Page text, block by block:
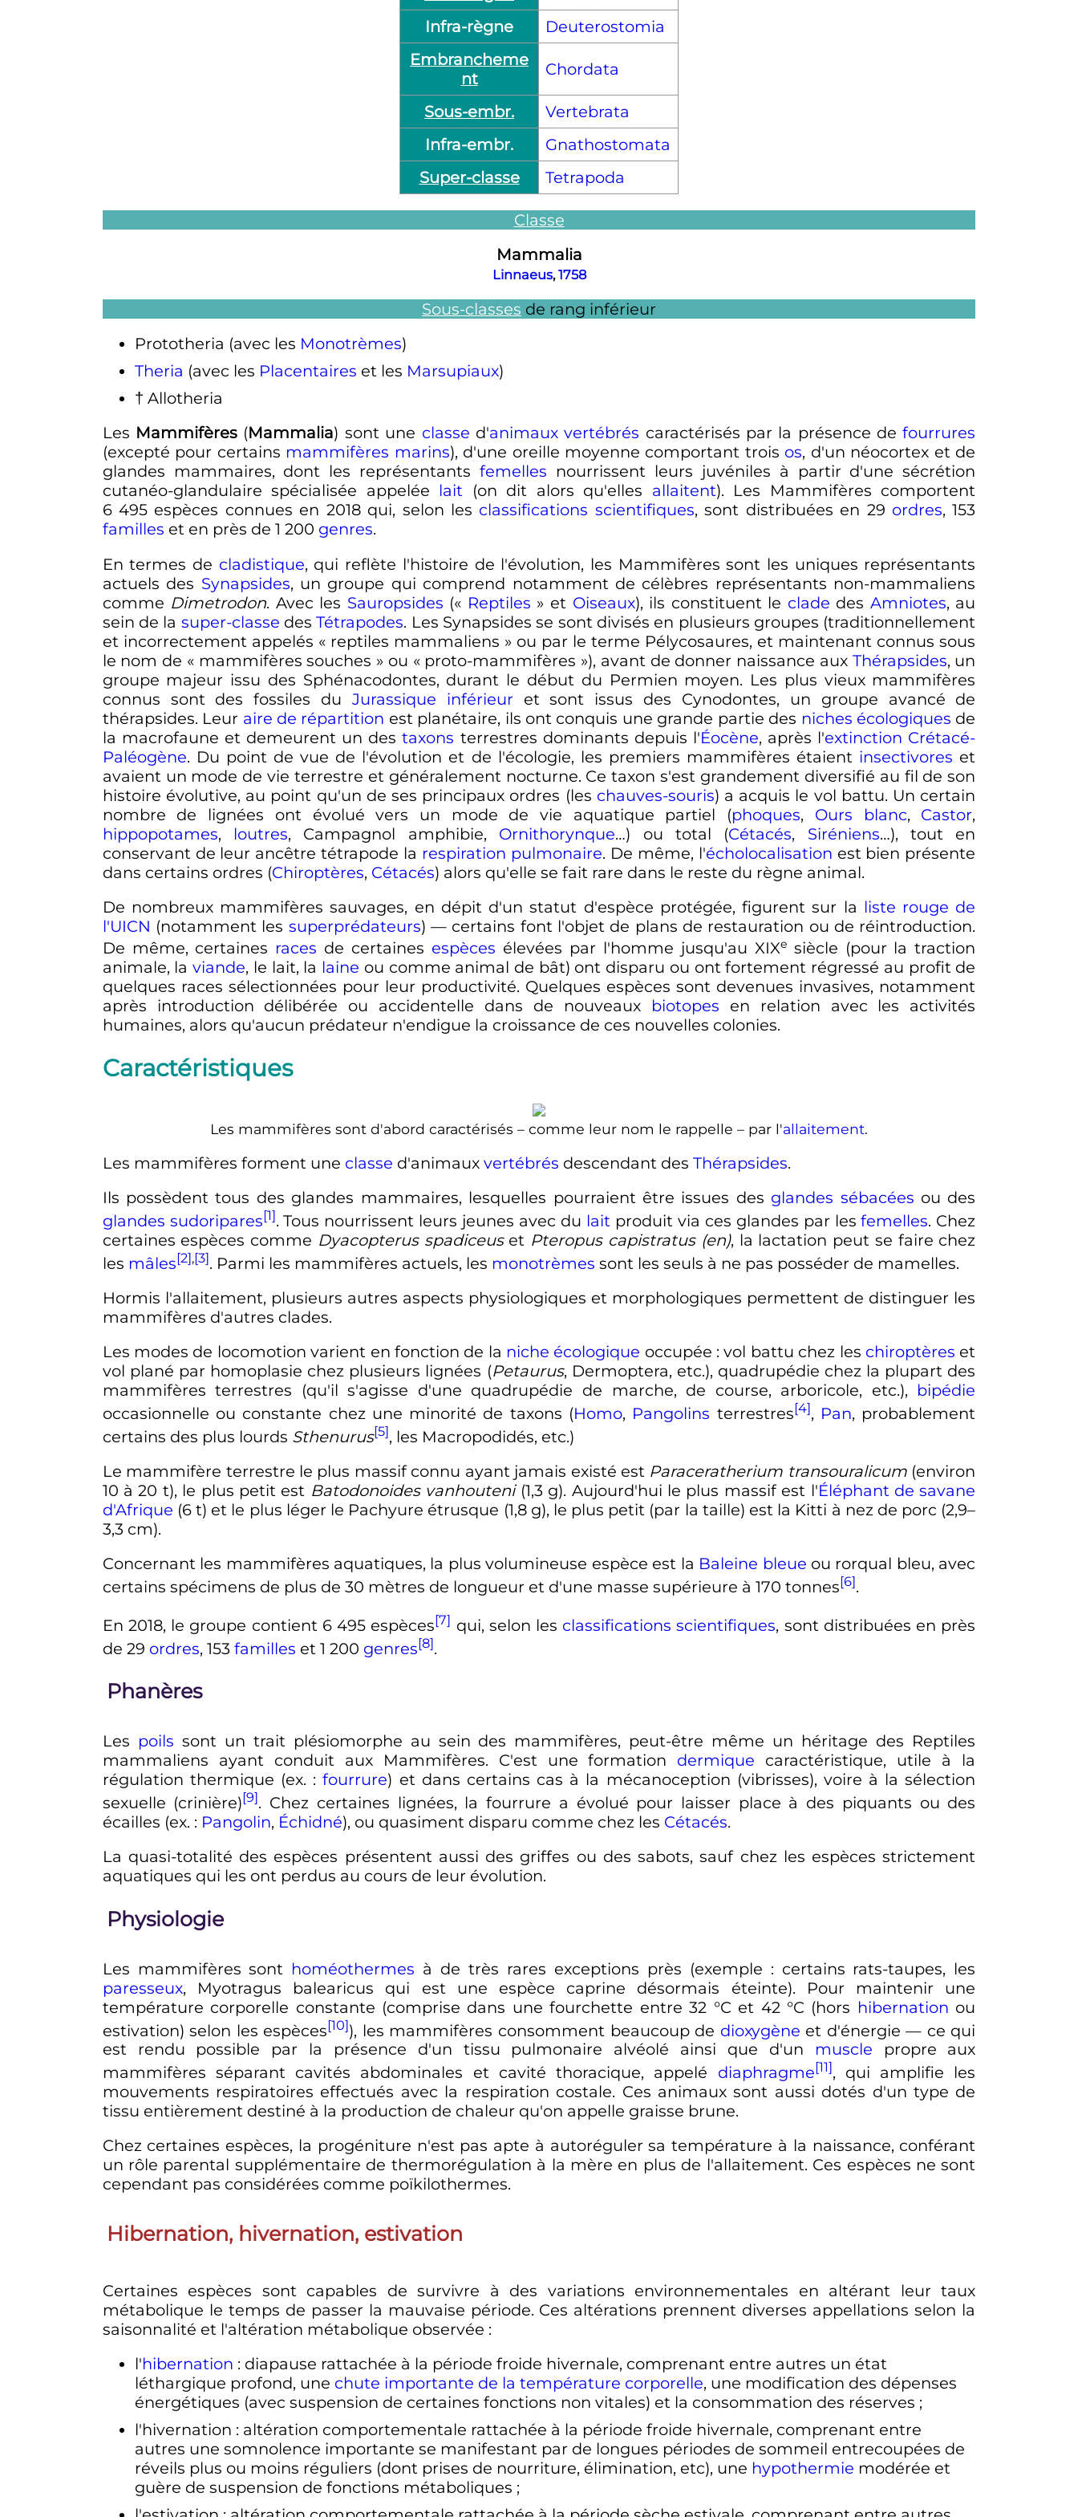
Infra-règne
Deuterostomia
Embrancheme
nt
Chordata
Sous-embr.
Vertebrata
Infra-embr.
Gnathostomata
Super-classe
Tetrapoda
Classe
Mammalia
Linnaeus,1758
Sous-classes de rang inférieur
Prototheria (avec les Monotrèmes)
Theria (avec les Placentaires et les Marsupiaux)
† Allotheria
Les Mammifères (Mammalia) sont une classe d'animaux vertébrés caractérisés par la présence defourrures
(excepté pour certains mammifères marins), d'une oreille moyenne comportant trois os, d'un néocortex et de
glandes mammaires, dont les représentantsfemelles nourrissent leurs juvéniles à partir d'une sécrétion
cutanéo-glandulaire spécialisée appelée lait (on dit alors qu'elles allaitent). Les Mammifères comportent
6 495 espèces connues en 2018 qui, selon les classifications scientifiques, sont distribuées en 29 ordres,153
familles et en près de 1 200 genres.
En termes de cladistique, qui reflète l'histoire de l'évolution, les Mammifères sont les uniques représentants
actuels des Synapsides, un groupe qui comprend notamment de célèbres représentants non-mammaliens
comme Dimetrodon. Avec les Sauropsides (« Reptiles » et Oiseaux), ils constituent le clade des Amniotes, au
sein de la super-classe desTétrapodes. Les Synapsides se sont divisés en plusieurs groupes (traditionnellement
et incorrectement appelés « reptiles mammaliens » ou par le terme Pélycosaures, et maintenant connus sous
le nom de « mammifères souches » ou « proto-mammifères »), avant de donner naissance aux Thérapsides, un
groupe majeur issu des Sphénacodontes, durant le début du Permien moyen. Les plus vieux mammifères
connus sont des fossiles du Jurassique inférieur et sont issus des Cynodontes, un groupe avancé de
thérapsides. Leur aire de répartition est planétaire, ils ont conquis une grande partie des niches écologiques de
la macrofaune et demeurent un destaxons terrestres dominants depuis l'Éocène, après l'extinction Crétacé-
Paléogène. Du point de vue de l'évolution et de l'écologie, les premiers mammifères étaient insectivores et
avaient un mode de vie terrestre et généralement nocturne. Ce taxon s'est grandement diversifié au fil de son
histoire évolutive, au point qu'un de ses principaux ordres (les chauves-souris) a acquis le vol battu. Un certain
nombre de lignées ont évolué vers un mode de vie aquatique partiel (phoques, Ours blanc, Castor,
hippopotames, loutres, Campagnol amphibie, Ornithorynque…) ou total (Cétacés, Siréniens…), tout en
conservant de leur ancêtre tétrapode la respiration pulmonaire. De même, l'écholocalisation est bien présente
dans certains ordres (Chiroptères, Cétacés) alors qu'elle se fait rare dans le reste du règne animal.
De nombreux mammifères sauvages, en dépit d'un statut d'espèce protégée, figurent sur la liste rouge de
l'UICN (notamment les superprédateurs) — certains font l'objet de plans de restauration ou de réintroduction.
De même, certaines races de certaines espèces élevées par l'homme jusqu'au XIXe siècle (pour la traction
animale, laviande, le lait, la laine ou comme animal de bât) ont disparu ou ont fortement régressé au profit de
quelques races sélectionnées pour leur productivité. Quelques espèces sont devenues invasives, notamment
après introduction délibérée ou accidentelle dans de nouveaux biotopes en relation avec les activités
humaines, alors qu'aucun prédateur n'endigue la croissance de ces nouvelles colonies.
Caractéristiques
Les mammifères sont d'abord caractérisés – comme leur nom le rappelle – par l'allaitement.
Les mammifères forment une classe d'animaux vertébrés descendant des Thérapsides.
Ils possèdent tous des glandes mammaires, lesquelles pourraient être issues des glandes sébacées ou des
glandes sudoripares[1]. Tous nourrissent leurs jeunes avec du lait produit via ces glandes par lesfemelles. Chez
certaines espèces comme Dyacopterus spadiceuset Pteropus capistratus (en), la lactation peut se faire chez
les mâles[2],[3]. Parmi les mammifères actuels, les monotrèmes sont les seuls à ne pas posséder de mamelles.
Hormis l'allaitement, plusieurs autres aspects physiologiques et morphologiques permettent de distinguer les
mammifères d'autres clades.
Les modes de locomotion varient en fonction de la niche écologique occupée : vol battu chez les chiroptères et
vol plané par homoplasie chez plusieurs lignées (Petaurus, Dermoptera, etc.), quadrupédie chez la plupart des
mammifères terrestres (qu'il s'agisse d'une quadrupédie de marche, de course, arboricole, etc.), bipédie
occasionnelle ou constante chez une minorité de taxons (Homo, Pangolins terrestres[4], Pan, probablement
certains des plus lourds Sthenurus[5], les Macropodidés, etc.)
Le mammifère terrestre le plus massif connu ayant jamais existé est Paraceratherium transouralicum(environ
10 à 20 t), le plus petit est Batodonoides vanhouteni(1,3 g). Aujourd'hui le plus massif est l'Éléphant de savane
d'Afrique (6t) et le plus léger le Pachyure étrusque (1,8 g), le plus petit (par la taille) est la Kitti à nez de porc (2,9–
3,3 cm).
Concernant les mammifères aquatiques, la plus volumineuse espèce est la Baleine bleue ou rorqual bleu, avec
certains spécimens de plus de 30 mètres de longueur et d'une masse supérieure à 170 tonnes[6].
En 2018, le groupe contient 6 495 espèces[7] qui, selon les classifications scientifiques, sont distribuées en près
de 29 ordres, 153 familles et 1 200 genres[8].
Phanères
Les poils sont un trait plésiomorphe au sein des mammifères, peut-être même un héritage des Reptiles
mammaliens ayant conduit aux Mammifères. C'est une formation dermique caractéristique, utile à la
régulation thermique (ex. :fourrure) et dans certains cas à la mécanoception (vibrisses), voire à la sélection
sexuelle (crinière)[9]. Chez certaines lignées, la fourrure a évolué pour laisser place à des piquants ou des
écailles (ex. : Pangolin, Échidné), ou quasiment disparu comme chez les Cétacés.
La quasi-totalité des espèces présentent aussi des griffes ou des sabots, sauf chez les espèces strictement
aquatiques qui les ont perdus au cours de leur évolution.
Physiologie
Les mammifères sont homéothermes à de très rares exceptions près (exemple : certains rats-taupes, les
paresseux, Myotragus balearicus qui est une espèce caprine désormais éteinte). Pour maintenir une
température corporelle constante (comprise dans une fourchette entre32 °C et 42 °C (hors hibernation ou
estivation) selon les espèces[10]), les mammifères consomment beaucoup de dioxygène et d'énergie — ce qui
est rendu possible par la présence d'un tissu pulmonaire alvéolé ainsi que d'un muscle propre aux
mammifères séparant cavités abdominales et cavité thoracique, appelé diaphragme[11], qui amplifie les
mouvements respiratoires effectués avec la respiration costale. Ces animaux sont aussi dotés d'un type de
tissu entièrement destiné à la production de chaleur qu'on appelle graisse brune.
Chez certaines espèces, la progéniture n'est pas apte à autoréguler sa température à la naissance, conférant
un rôle parental supplémentaire de thermorégulation à la mère en plus de l'allaitement. Ces espèces ne sont
cependant pas considérées comme poïkilothermes.
Hibernation, hivernation, estivation
Certaines espèces sont capables de survivre à des variations environnementales en altérant leur taux
métabolique le temps de passer la mauvaise période. Ces altérations prennent diverses appellations selon la
saisonnalité et l'altération métabolique observée :
l'hibernation : diapause rattachée à la période froide hivernale, comprenant entre autres un état
léthargique profond, une chute importante de la température corporelle, une modification des dépenses
énergétiques (avec suspension de certaines fonctions non vitales) et la consommation des réserves ;
l'hivernation : altération comportementale rattachée à la période froide hivernale, comprenant entre
autres une somnolence importante se manifestant par de longues périodes de sommeil entrecoupées de
réveils plus ou moins réguliers (dont prises de nourriture, élimination, etc), une hypothermie modérée et
guère de suspension de fonctions métaboliques ;